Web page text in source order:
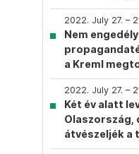
2022. July 27. –
Nem
a Kreml
2022. July 27. –
Két év alatt
Olaszország,
átvészeljék a